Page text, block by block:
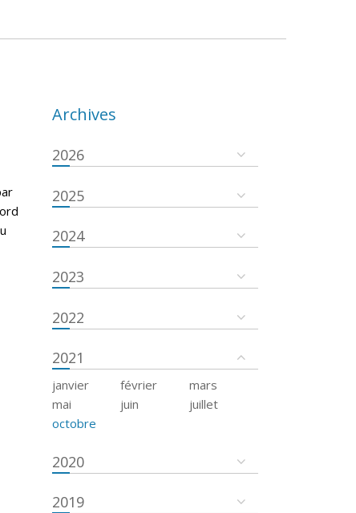
Archives
2026
2025
2024
2023
2022
2021
janvier février
mars
mai
juin
juillet
octobre
2020
2019